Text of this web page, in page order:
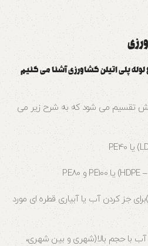
لوله پلی اتیلن کشاورزی آشنا می کنیم
پلی اتیلن کشاورزی به 2 بخش تقسیم می شود که به شرح زیر می
جز کردن آب یا آبیاری قطره ای مورد
آب با حجم بالا(شهری و بین شهری،